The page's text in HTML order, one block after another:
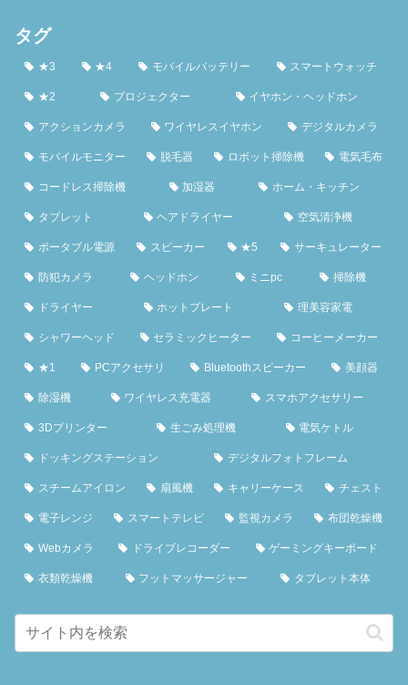
タグ
★3 ★4 モバイルバッテリー スマートウォッチ
★2 プロジェクター イヤホン・ヘッドホン
アクションカメラ ワイヤレスイヤホン デジタルカメラ
モバイルモニター 脱毛器 ロボット掃除機 電気毛布
コードレス掃除機 加湿器 ホーム・キッチン
タブレット ヘアドライヤー 空気清浄機
ポータブル電源 スピーカー ★5 サーキュレーター
防犯カメラ ヘッドホン ミニpc 掃除機
ドライヤー ホットプレート 理美容家電
シャワーヘッド セラミックヒーター コーヒーメーカー
★1 PCアクセサリ Bluetoothスピーカー 美顔器
除湿機 ワイヤレス充電器 スマホアクセサリー
3Dプリンター 生ごみ処理機 電気ケトル
ドッキングステーション デジタルフォトフレーム
スチームアイロン 扇風機 キャリーケース チェスト
電子レンジ スマートテレビ 監視カメラ 布団乾燥機
Webカメラ ドライブレコーダー ゲーミングキーボード
衣類乾燥機 フットマッサージャー タブレット本体